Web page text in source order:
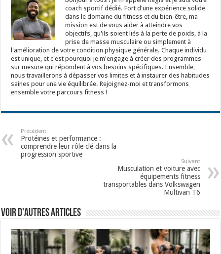
coach sportif dédié. Fort d'une expérience solide
dans le domaine du fitness et du bien-être, ma
mission est de vous aider à atteindre vos
objectifs, qu'ils soient liés à la perte de poids, à la
prise de masse musculaire ou simplement à
l'amélioration de votre condition physique générale. Chaque individu
est unique, et c'est pourquoi je m'engage à créer des programmes
sur mesure qui répondent à vos besoins spécifiques. Ensemble,
nous travaillerons à dépasser vos limites et à instaurer des habitudes
saines pour une vie équilibrée. Rejoignez-moi et transformons
ensemble votre parcours fitness !
Précédent
Protéines et performance :
comprendre leur rôle clé dans la
progression sportive
Suivant
Musculation et voiture avec
équipements fitness
transportables dans Volkswagen
Multivan T6
Voir d'autres articles